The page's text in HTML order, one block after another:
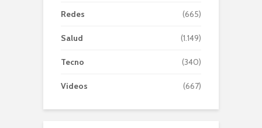
Redes (665)
Salud (1.149)
Tecno (340)
Videos (667)